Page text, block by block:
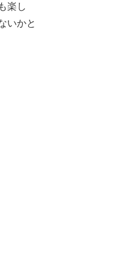
楽し
いかと